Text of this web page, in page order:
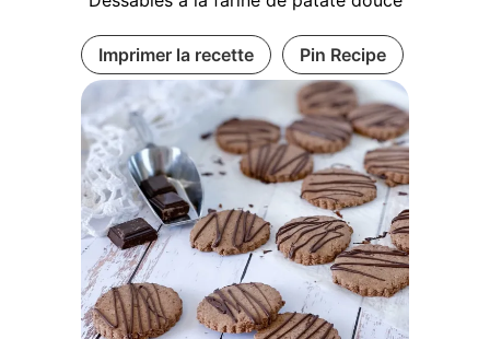
Imprimer la recette Pin Recipe